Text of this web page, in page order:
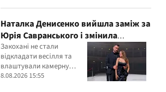
Наталка Денисенко вийшла заміж за
Юрія Савранського і змінила
прізвище: перше фото молодят
Закохані не стали
відкладати весілля та
влаштували камерну
церемонію для
8.08.2026 15:55